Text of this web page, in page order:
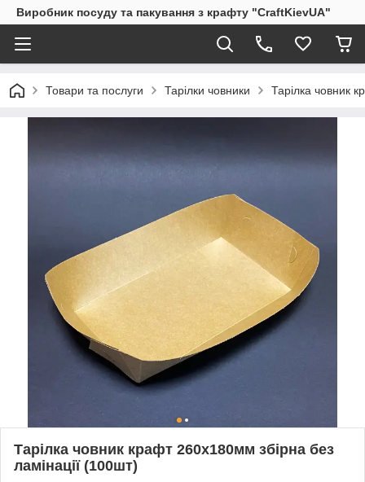
Виробник посуду та пакування з крафту "CraftKievUA"
Товари та послуги Тарілки човники Тарілка човник
Тарілка човник крафт 260х180мм збірна без
ламінації (100шт)